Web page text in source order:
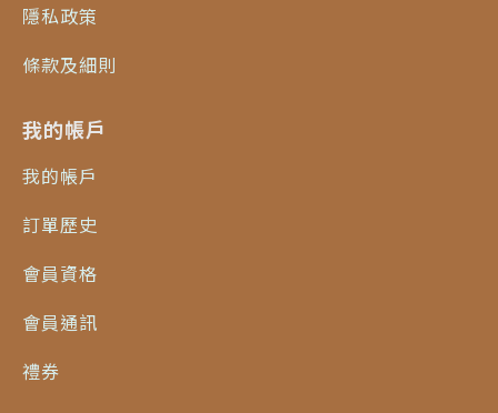
隱私政策
條款及細則
我的帳戶
我的帳戶
訂單歷史
會員資格
會員通訊
禮券